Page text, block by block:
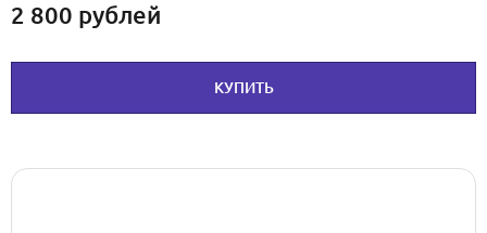
2 800 рублей
КУПИТЬ